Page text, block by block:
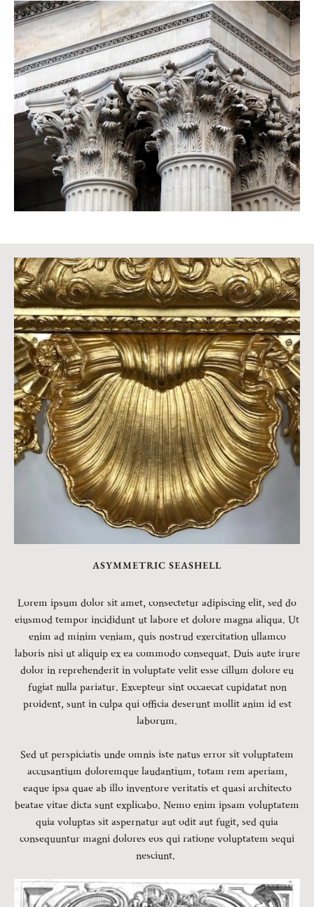
ASYMMETRIC SEASHELL
Lorem ipsum dolor sit amet, consectetur adipiscing elit, sed do
eiusmod tempor incididunt ut labore et dolore magna aliqua. Ut
enim ad minim veniam, quis nostrud exercitation ullamco
laboris nisi ut aliquip ex ea commodo consequat. Duis aute irure
dolor in reprehenderit in voluptate velit esse cillum dolore eu
fugiat nulla pariatur. Excepteur sint occaecat cupidatat non
proident, sunt in culpa qui officia deserunt mollit anim id est
laborum.
Sed ut perspiciatis unde omnis iste natus error sit voluptatem
accusantium doloremque laudantium, totam rem aperiam,
eaque ipsa quae ab illo inventore veritatis et quasi architecto
beatae vitae dicta sunt explicabo. Nemo enim ipsam voluptatem
quia voluptas sit aspernatur aut odit aut fugit, sed quia
consequuntur magni dolores eos qui ratione voluptatem sequi
nesciunt.